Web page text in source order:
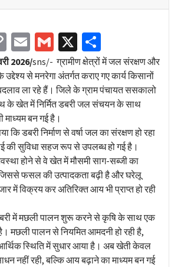
Copy
Link
EmailGmail
X
2026/sns/- ग्रामीण क्षेत्रों में जल संरक्षण और
से मनरेगा अंतर्गत कराए गए कार्य किसानों
ला रहे हैं। जिले के ग्राम पंचायत ससकालो
के खेत में निर्मित डबरी जल संचयन के साथ
माध्यम बन गई है।
कि डबरी निर्माण से वर्षा जल का संरक्षण हो रहा
की सुविधा सहज रूप से उपलब्ध हो गई है।
होने से वे खेत में मौसमी साग-सब्जी का
फसल की उत्पादकता बढ़ी है और घरेलू
में विक्रय कर अतिरिक्त आय भी प्राप्त हो रही
में मछली पालन शुरू करने से कृषि के साथ एक
मछली पालन से नियमित आमदनी हो रही है,
स्थिति में सुधार आया है। अब खेती केवल
नहीं रही, बल्कि आय बढ़ाने का माध्यम बन गई